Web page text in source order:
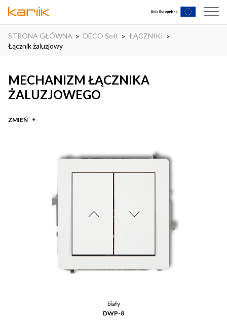
STRONA GŁÓWNA DECO Soft
ŁĄCZNIKI
Łącznik żaluzjowy
MECHANIZM ŁĄCZNIKA
ŻALUZJOWEGO
ZMIEŃ
biały
DWP-8